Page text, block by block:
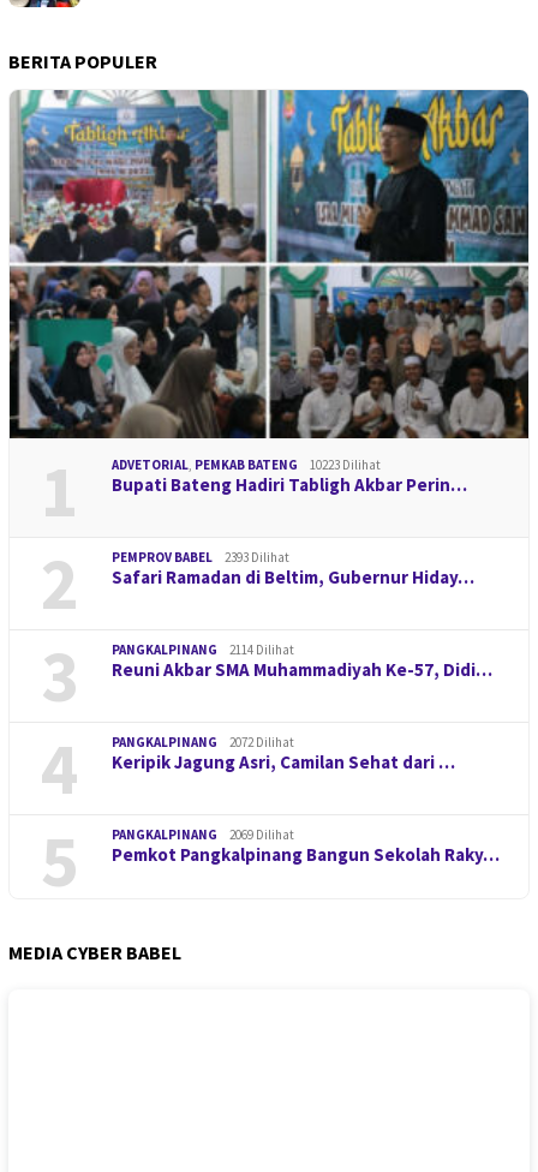
BERITA POPULER
1 ADVETORIAL PEMKAB BATENG 10223 Dilihat
Bupati Bateng Hadiri Tabligh Akbar Perin…
2 PEMPROV BABEL 2393 Dilihat
Safari Ramadan di Beltim, Gubernur Hiday…
3 PANGKALPINANG 2114 Dilihat
Reuni Akbar SMA Muhammadiyah Ke-57, Didi…
4 PANGKALPINANG 2072 Dilihat
Keripik Jagung Asri, Camilan Sehat dari …
5 PANGKALPINANG 2069 Dilihat
Pemkot Pangkalpinang Bangun Sekolah Raky…
MEDIA CYBER BABEL